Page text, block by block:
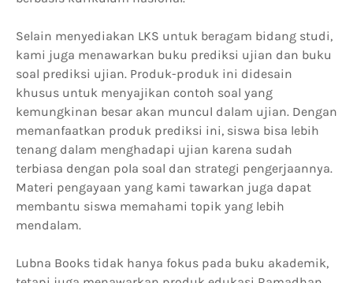
Selain menyediakan LKS untuk beragam bidang studi,
kami juga menawarkan buku prediksi ujian dan buku
soal prediksi ujian. Produk-produk ini didesain
khusus untuk menyajikan contoh soal yang
kemungkinan besar akan muncul dalam ujian. Dengan
memanfaatkan produk prediksi ini, siswa bisa lebih
tenang dalam menghadapi ujian karena sudah
terbiasa dengan pola soal dan strategi pengerjaannya.
Materi pengayaan yang kami tawarkan juga dapat
membantu siswa memahami topik yang lebih
mendalam.
Lubna Books tidak hanya fokus pada buku akademik,